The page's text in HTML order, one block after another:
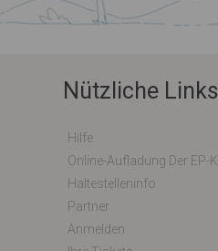
Nützliche Links
Hilfe
Haltestelleninfo
Partner
Anmelden